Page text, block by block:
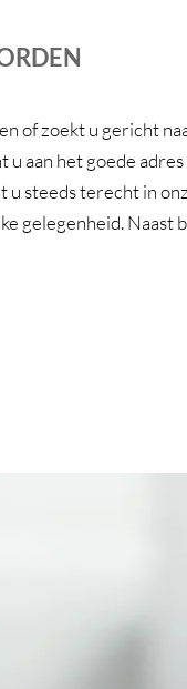
of zoekt u gericht
aan het goede
steeds terecht in
gelegenheid. Naast